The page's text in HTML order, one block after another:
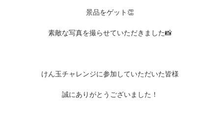
景品をゲット👏
素敵な写真を撮らせていただきました📸
けん玉チャレンジに参加していただいた皆様
誠にありがとうございました！